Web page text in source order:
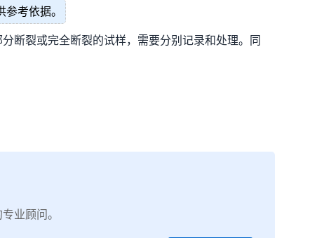
考依据。
断裂或完全断裂的试样，需要分别记录和处理。同
业顾问。